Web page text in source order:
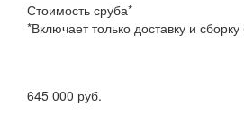
Стоимость сруба*
*Включает только доставку и сборку
645 000 руб.